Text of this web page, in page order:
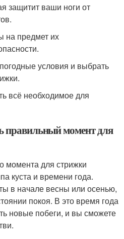
защитит ваши ноги от
на предмет их
условия и выбрать
всё необходимое для
правильный момент для
момента для стрижки
куста и времени года.
в начале весны или осенью,
покоя. В это время года
новые побеги, и вы сможете